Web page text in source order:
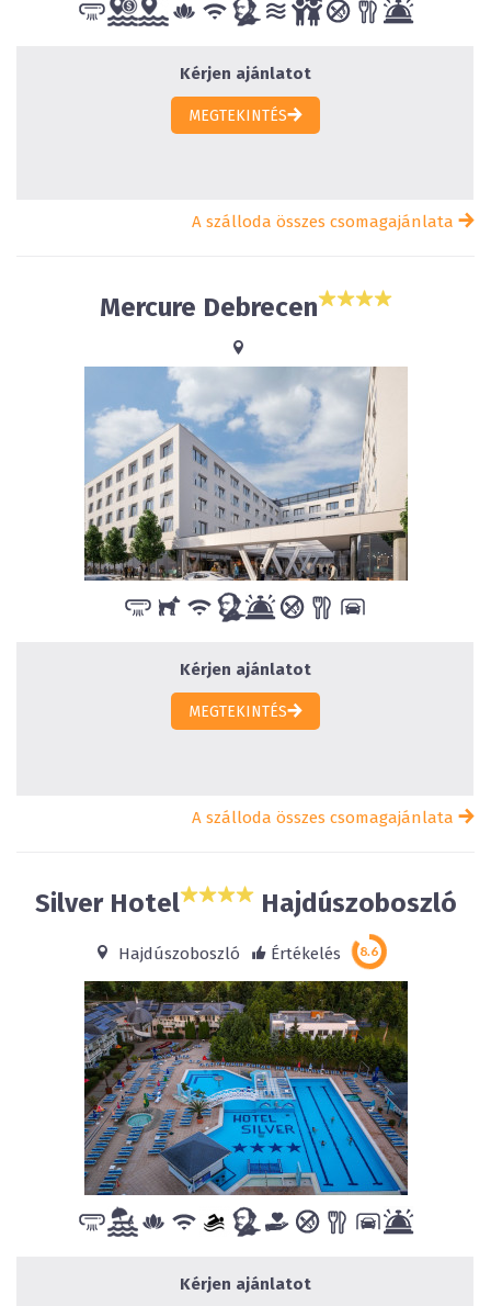
Kérjen ajánlatot
MEGTEKINTÉS
A szálloda összes csomagajánlata
Mercure Debrecen
Kérjen ajánlatot
MEGTEKINTÉS
A szálloda összes csomagajánlata
Silver Hotel Hajdúszoboszló
Hajdúszoboszló Értékelés
Kérjen ajánlatot